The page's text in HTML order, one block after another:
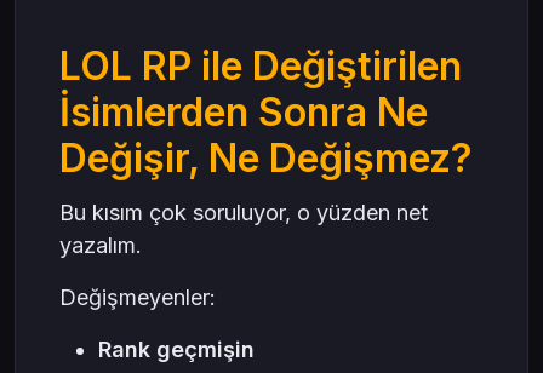
LOL RP ile Değiştirilen
İsimlerden Sonra Ne
Değişir, Ne Değişmez?
Bu kısım çok soruluyor, o yüzden net
yazalım.
Değişmeyenler:
Rank geçmişin